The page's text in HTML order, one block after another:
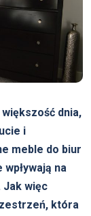
dnia,
i
meble do biur
na
Jak więc
która